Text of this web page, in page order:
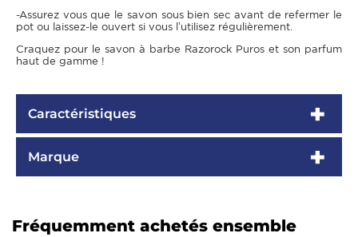
-Assurez vous que le savon sous bien sec avant de refermer le
pot ou laissez-le ouvert si vous l’utilisez régulièrement.
Craquez pour le savon à barbe Razorock Puros et son parfum
haut de gamme !
Caractéristiques
Marque
Fréquemment achetés ensemble